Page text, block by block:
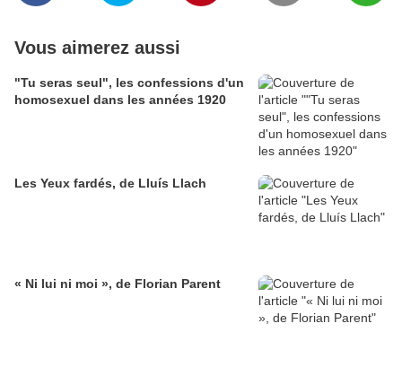
Vous aimerez aussi
"Tu seras seul", les confessions d'un
homosexuel dans les années 1920
Les Yeux fardés, de Lluís Llach
« Ni lui ni moi », de Florian Parent